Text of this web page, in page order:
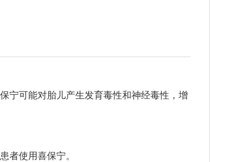
宁可能对胎儿产生发育毒性和神经毒性，增
者使用喜保宁。